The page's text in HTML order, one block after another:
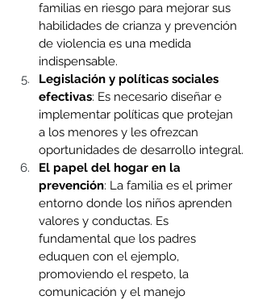
familias en riesgo para mejorar sus
habilidades de crianza y prevención
de violencia es una medida
indispensable.
Legislación y políticas sociales
efectivas: Es necesario diseñar e
implementar políticas que protejan
a los menores y les ofrezcan
oportunidades de desarrollo integral.
El papel del hogar en la
prevención: La familia es el primer
entorno donde los niños aprenden
valores y conductas. Es
fundamental que los padres
eduquen con el ejemplo,
promoviendo el respeto, la
comunicación y el manejo